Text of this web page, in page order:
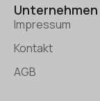
Unternehmen
Impressum
Kontakt
AGB